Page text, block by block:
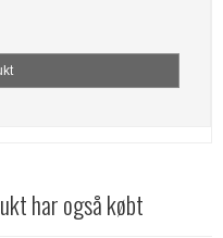
har også købt